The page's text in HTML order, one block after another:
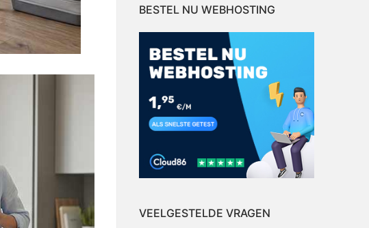
BESTEL NU WEBHOSTING
VEELGESTELDE VRAGEN